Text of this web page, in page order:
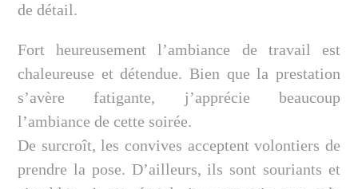
de détail.
Fort heureusement l’ambiance de travail est
chaleureuse et détendue. Bien que la prestation
s’avère fatigante, j’apprécie beaucoup
l’ambiance de cette soirée.
De surcroît, les convives acceptent volontiers de
prendre la pose. D’ailleurs, ils sont souriants et